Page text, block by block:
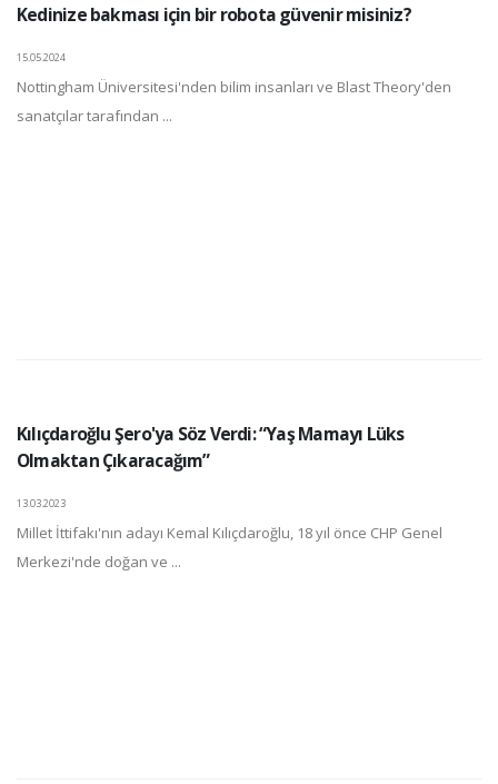
Kedinize bakması için bir robota güvenir misiniz?
15.05.2024
Nottingham Üniversitesi'nden bilim insanları ve Blast Theory'den
sanatçılar tarafından ...
Kılıçdaroğlu Şero'ya Söz Verdi: “Yaş Mamayı Lüks
Olmaktan Çıkaracağım”
13.03.2023
Millet İttifakı'nın adayı Kemal Kılıçdaroğlu, 18 yıl önce CHP Genel
Merkezi'nde doğan ve ...